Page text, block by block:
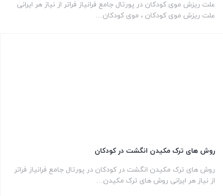
علت ریزش موی کودکان در پورتال جامع فرانیاز فراتر از نیاز هر ایرانی
علت ریزش موی کودکان ، موی کودکان…
روش های ترک مکیدن انگشت در کودکان
روش های ترک مکیدن انگشت در کودکان در پورتال جامع فرانیاز فراتر
از نیاز هر ایرانی روش های ترک مکیدن…